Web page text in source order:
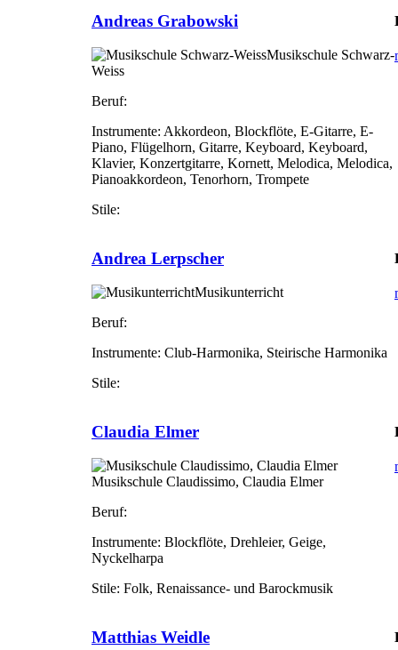
Andreas Grabowski
Musikschule Schwarz-
Weiss
Beruf:
Instrumente: Akkordeon, Blockflöte, E-Gitarre, E-
Piano, Flügelhorn, Gitarre, Keyboard, Keyboard,
Klavier, Konzertgitarre, Kornett, Melodica, Melodica,
Pianoakkordeon, Tenorhorn, Trompete
Stile:
Andrea Lerpscher
Musikunterricht
Beruf:
Instrumente: Club-Harmonika, Steirische Harmonika
Stile:
Claudia Elmer
Musikschule Claudissimo, Claudia Elmer
Beruf:
Instrumente: Blockflöte, Drehleier, Geige,
Nyckelharpa
Stile: Folk, Renaissance- und Barockmusik
Matthias Weidle